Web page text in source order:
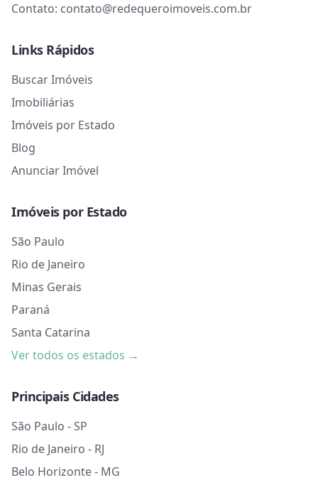
Contato: contato@redequeroimoveis.com.br
Links Rápidos
Buscar Imóveis
Imobiliárias
Imóveis por Estado
Blog
Anunciar Imóvel
Imóveis por Estado
São Paulo
Rio de Janeiro
Minas Gerais
Paraná
Santa Catarina
Ver todos os estados →
Principais Cidades
São Paulo - SP
Rio de Janeiro - RJ
Belo Horizonte - MG